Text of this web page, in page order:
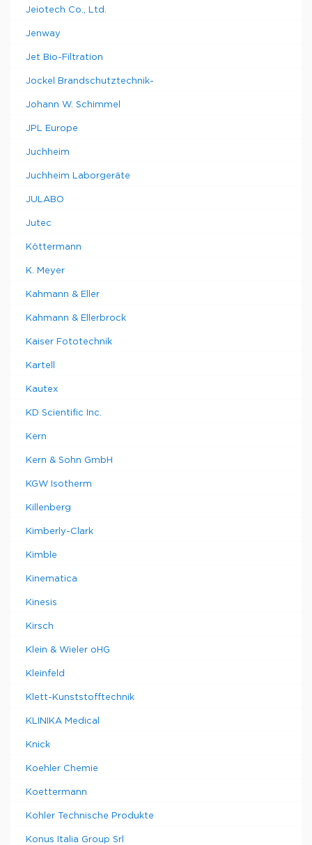
Jeiotech Co., Ltd.
Jenway
Jet Bio-Filtration
Jockel Brandschutztechnik-
Johann W. Schimmel
JPL Europe
Juchheim
Juchheim Laborgeräte
JULABO
Jutec
Köttermann
K. Meyer
Kahmann & Eller
Kahmann & Ellerbrock
Kaiser Fototechnik
Kartell
Kautex
KD Scientific Inc.
Kern
Kern & Sohn GmbH
KGW Isotherm
Killenberg
Kimberly-Clark
Kimble
Kinematica
Kinesis
Kirsch
Klein & Wieler oHG
Kleinfeld
Klett-Kunststofftechnik
KLINIKA Medical
Knick
Koehler Chemie
Koettermann
Kohler Technische Produkte
Konus Italia Group Srl